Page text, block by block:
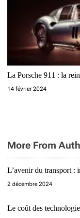
La Porsche 911 : la
14 février 2024
More From
L’avenir du transport :
2 décembre 2024
Le coût des